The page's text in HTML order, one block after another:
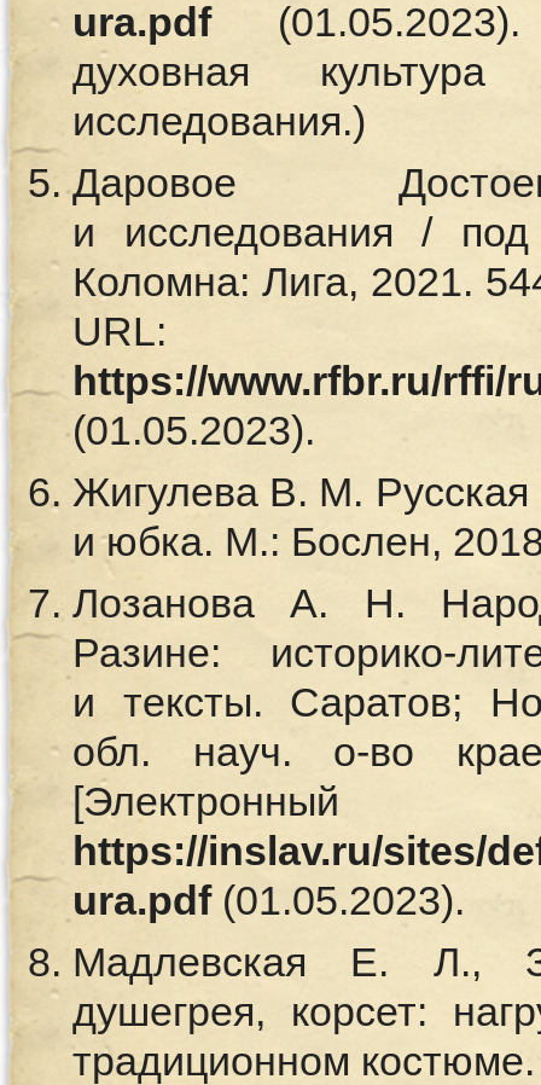
ura.pdf(01.05.2023).
духовная
исследования.)
Даровое
и исследования /
Коломна: Лига, 2021.
URL:
https://www.rfbr.ru/rffi/
(01.05.2023).
Жигулева В. М.
и юбка. М.: Бослен,
Лозанова А. Н.
Разине: историко-
и тексты. Саратов;
обл. науч. о-во
https://inslav.ru/sites/
ura.pdf(01.05.2023).
Мадлевская Е. Л.,
душегрея, корсет:
традиционном